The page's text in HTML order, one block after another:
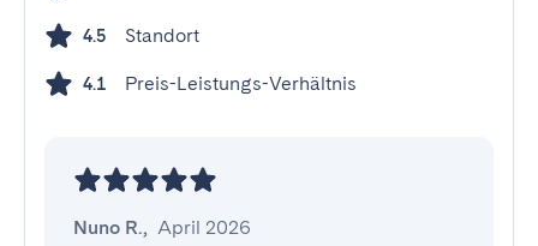
4.5 Standort
4.1 Preis-Leistungs-Verhältnis
Nuno R., April 2026